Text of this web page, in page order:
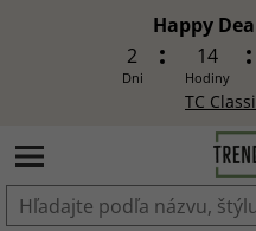
Happy
2
Dni
14
Hodiny
TC